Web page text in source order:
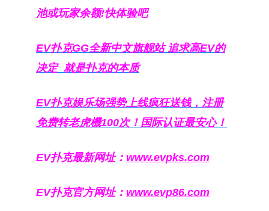
池或玩家余额!快体验吧
EV扑克GG全新中文旗舰站追求高EV的
决定 就是扑克的本质
EV扑克娱乐场强势上线疯狂送钱，注册
免费转老虎機100次！国际认证最安心！
EV扑克最新网址： www.evpks.com
EV扑克官方网址： www.evp86.com